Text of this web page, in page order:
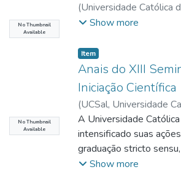
No Thumbnail
Available
(Universidade Católica
09-01)UCSAL,
Show more
No Thumbnail
Available
Item type:
Item,
Anais do XIII
Iniciação Científica
(UCSal, Universidade
2017)UCSAL,
Salvador
A Universidade
intensificado suas
graduação stricto
produção científica,
Show more